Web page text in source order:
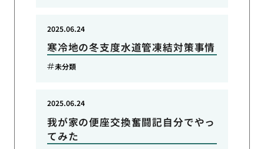
寒冷地の冬支度水道管凍結対策事情
2025.06.24
未分類
我が家の便座交換奮闘記自分でやっ
てみた
2025.06.24